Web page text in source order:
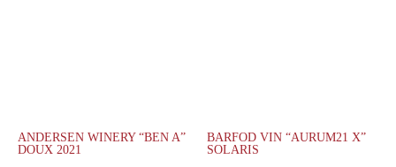
ANDERSEN WINERY “BEN A”
DOUX 2021
BARFOD VIN “AURUM21 X”
SOLARIS